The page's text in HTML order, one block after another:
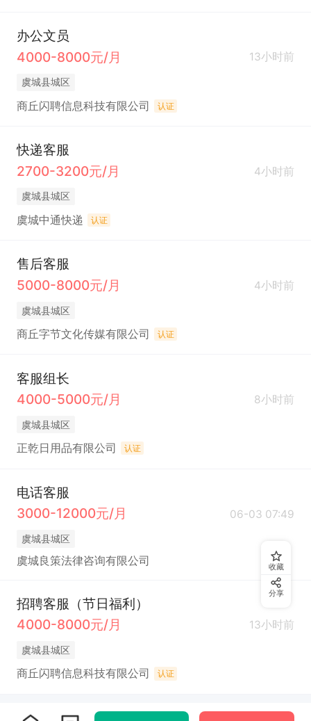
办公文员
4000-8000元/月
13小时前
虞城县城区
商丘闪聘信息科技有限公司 认证
快递客服
2700-3200元/月
4小时前
虞城县城区
虞城中通快递 认证
售后客服
5000-8000元/月
4小时前
虞城县城区
商丘字节文化传媒有限公司 认证
客服组长
4000-5000元/月
8小时前
虞城县城区
正乾日用品有限公司 认证
电话客服
3000-12000元/月
06-03 07:49
虞城县城区
虞城良策法律咨询有限公司
招聘客服（节日福利）
4000-8000元/月
13小时前
虞城县城区
商丘闪聘信息科技有限公司 认证
收藏
分享